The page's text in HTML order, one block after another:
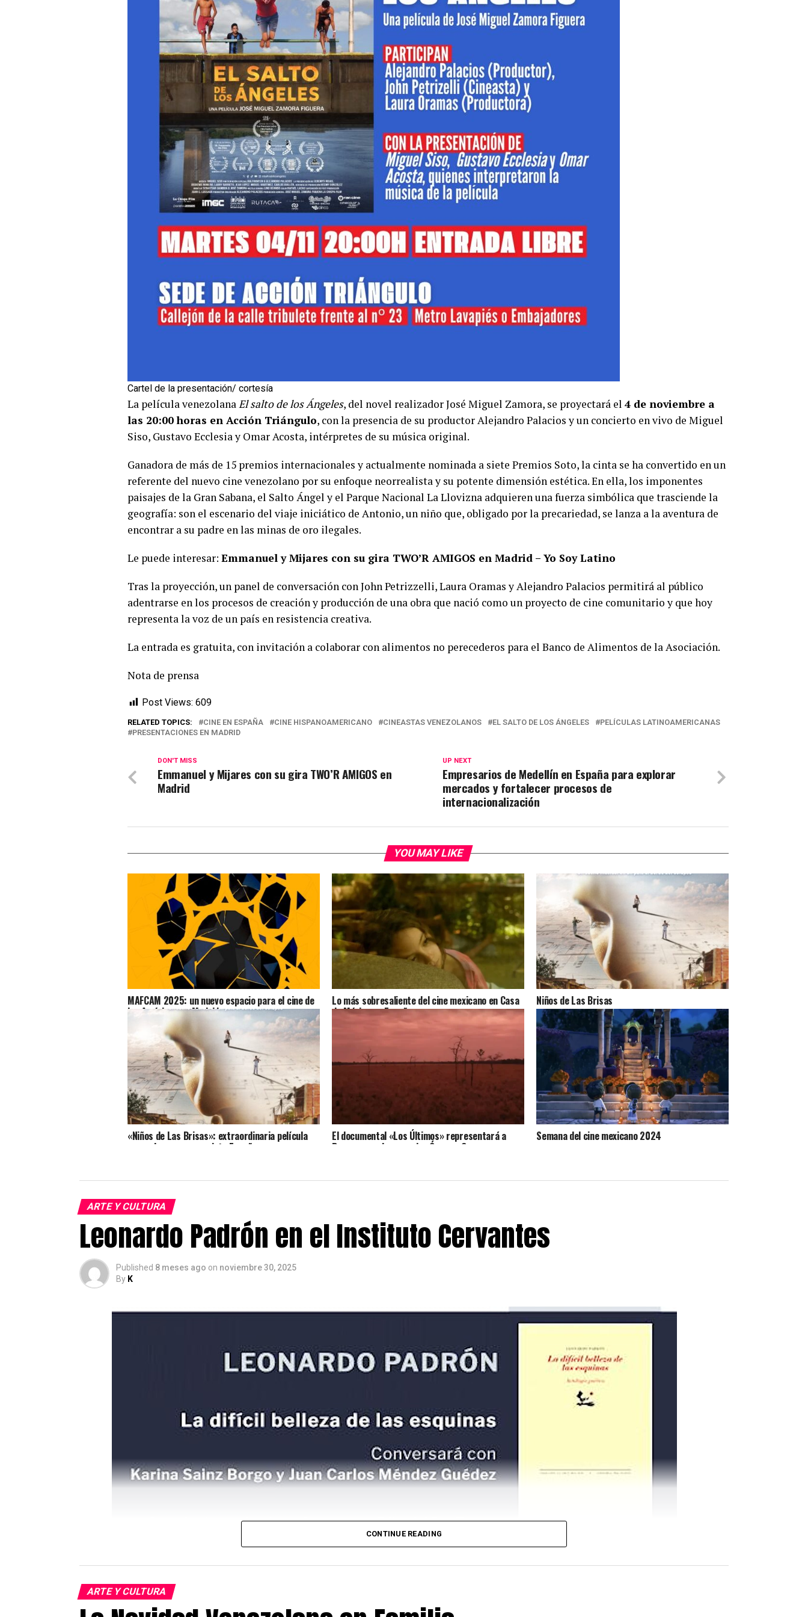
Cartel de la presentación/ cortesía
La película venezolanaEl salto de los Ángeles, del novel realizador José Miguel Zamora, se proyectará el 4 de noviembre a
las 20:00 horas en Acción Triángulo, con la presencia de su productor Alejandro Palacios y un concierto en vivo de Miguel
Siso, Gustavo Ecclesia y Omar Acosta, intérpretes de su música original.
Ganadora de más de 15 premios internacionales y actualmente nominada a siete Premios Soto, la cinta se ha convertido en un
referente del nuevo cine venezolano por su enfoque neorrealista y su potente dimensión estética. En ella, los imponentes
paisajes de la Gran Sabana, el Salto Ángel y el Parque Nacional La Llovizna adquieren una fuerza simbólica que trasciende la
geografía: son el escenario del viaje iniciático de Antonio, un niño que, obligado por la precariedad, se lanza a la aventura de
encontrar a su padre en las minas de oro ilegales.
Le puede interesar: Emmanuel y Mijares con su gira TWO’R AMIGOS en Madrid – Yo Soy Latino
Tras la proyección, un panel de conversación con John Petrizzelli, Laura Oramas y Alejandro Palacios permitirá al público
adentrarse en los procesos de creación y producción de una obra que nació como un proyecto de cine comunitario y que hoy
representa la voz de un país en resistencia creativa.
La entrada es gratuita, con invitación a colaborar con alimentos no perecederos para el Banco de Alimentos de la Asociación.
Nota de prensa
Post Views: 609
RELATED TOPICS: CINE EN ESPAÑA CINE HISPANOAMERICANO CINEASTAS VENEZOLANOS EL SALTO DE LOS ÁNGELES
PELÍCULAS LATINOAMERICANAS
PRESENTACIONES EN MADRID
UP NEXT
Empresarios de Medellín en España para explorar
mercados y fortalecer procesos de
internacionalización
DON'T MISS
Emmanuel y Mijares con su gira TWO’R AMIGOS en
Madrid
YOU MAY LIKE
MAFCAM 2025: un nuevo espacio para el cine de
las Américas en Madrid
Lo más sobresaliente del cine mexicano en Casa
de México en España
Niños de Las Brisas
«Niños de Las Brisas»: extraordinaria película
venezolana que conquista España
El documental «Los Últimos» representará a
Paraguay en los premios Óscar y Goya
Semana del cine mexicano 2024
ARTE Y CULTURA
Leonardo Padrón en el Instituto Cervantes
Published 8 meses ago on noviembre 30, 2025
By K
Cartel del evento que se realizará en el Instituto Cervantes
El próximo 2 de diciembre a las 19 y 30, Leonardo Padrón presentará en la sede
CONTINUE READING
ARTE Y CULTURA